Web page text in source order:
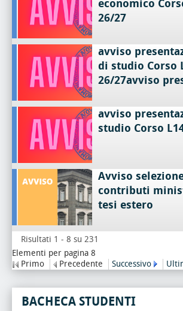
economico
26/27
avviso
di studio Corso
26/27avviso
avviso
studio Corso
Avviso
contributi
tesi estero
Risultati 1 - 8 su 231
Elementi per pagina 8
Primo
Precedente Successivo
BACHECA STUDENTI